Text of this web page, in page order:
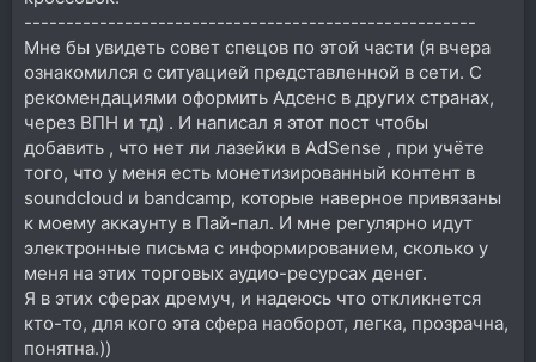
------------------------------------------------------
Мне бы увидеть совет спецов по этой части (я вчера
ознакомился с ситуацией представленной в сети. С
рекомендациями оформить Адсенс в других странах,
через ВПН и тд) . И написал я этот пост чтобы
добавить , что нет ли лазейки в AdSense , при учёте
того, что у меня есть монетизированный контент в
soundcloud и bandcamp, которые наверное привязаны
к моему аккаунту в Пай-пал. И мне регулярно идут
электронные письма с информированием, сколько у
меня на этих торговых аудио-ресурсах денег.
Я в этих сферах дремуч, и надеюсь что откликнется
кто-то, для кого эта сфера наоборот, легка, прозрачна,
понятна.))